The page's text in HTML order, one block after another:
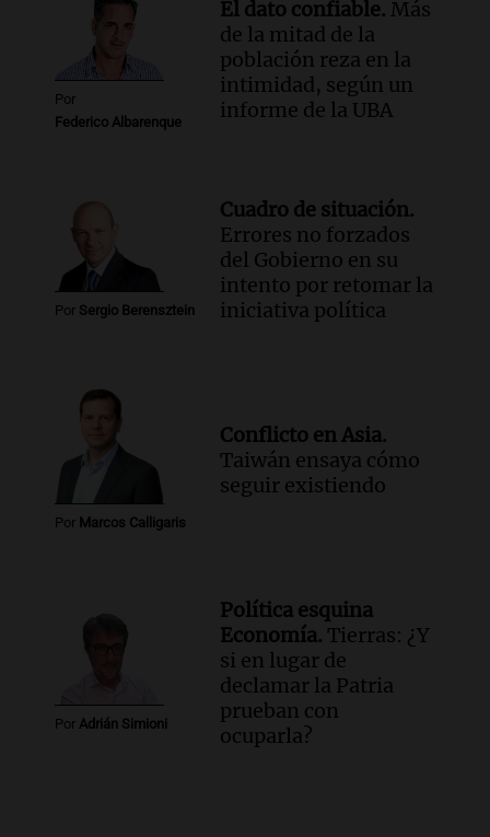
Una mañana para todos
Por
Federico Albarenque
El dato confiable. Más
de la mitad de la
población reza en la
intimidad, según un
informe de la UBA
Por Sergio Berensztein
Cuadro de situación.
Errores no forzados
del Gobierno en su
intento por retomar la
iniciativa política
Por Marcos Calligaris
Conflicto en Asia.
Taiwán ensaya cómo
seguir existiendo
Por Adrián Simioni
Política esquina
Economía. Tierras: ¿Y
si en lugar de
declamar la Patria
prueban con
ocuparla?